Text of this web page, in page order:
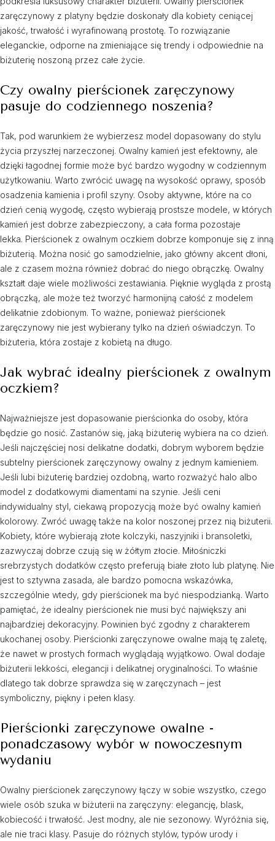
zaręczynowy z platyny będzie doskonały dla kobiety ceniącej
jakość, trwałość i wyrafinowaną prostotę. To rozwiązanie
eleganckie, odporne na zmieniające się trendy i odpowiednie na
biżuterię noszoną przez całe życie.
Czy owalny pierścionek zaręczynowy
pasuje do codziennego noszenia?
Tak, pod warunkiem że wybierzesz model dopasowany do stylu
życia przyszłej narzeczonej. Owalny kamień jest efektowny, ale
dzięki łagodnej formie może być bardzo wygodny w codziennym
użytkowaniu. Warto zwrócić uwagę na wysokość oprawy, sposób
osadzenia kamienia i profil szyny. Osoby aktywne, które na co
dzień cenią wygodę, często wybierają prostsze modele, w których
kamień jest dobrze zabezpieczony, a cała forma pozostaje
lekka. Pierścionek z owalnym oczkiem dobrze komponuje się z inną
biżuterią. Można nosić go samodzielnie, jako główny akcent dłoni,
ale z czasem można również dobrać do niego obrączkę. Owalny
kształt daje wiele możliwości zestawiania. Pięknie wygląda z prostą
obrączką, ale może też tworzyć harmonijną całość z modelem
delikatnie zdobionym. To ważne, ponieważ pierścionek
zaręczynowy nie jest wybierany tylko na dzień oświadczyn. To
biżuteria, która zostaje z kobietą na długo.
Jak wybrać idealny pierścionek z owalnym
oczkiem?
Najważniejsze jest dopasowanie pierścionka do osoby, która
będzie go nosić. Zastanów się, jaką biżuterię wybiera na co dzień.
Jeśli najczęściej nosi delikatne dodatki, dobrym wyborem będzie
subtelny pierścionek zaręczynowy owalny z jednym kamieniem.
Jeśli lubi biżuterię bardziej ozdobną, warto rozważyć halo albo
model z dodatkowymi diamentami na szynie. Jeśli ceni
indywidualny styl, ciekawą propozycją może być owalny kamień
kolorowy. Zwróć uwagę także na kolor noszonej przez nią biżuterii.
Kobiety, które wybierają złote kolczyki, naszyjniki i bransoletki,
zazwyczaj dobrze czują się w żółtym złocie. Miłośniczki
srebrzystych dodatków często preferują białe złoto lub platynę. Nie
jest to sztywna zasada, ale bardzo pomocna wskazówka,
szczególnie wtedy, gdy pierścionek ma być niespodzianką. Warto
pamiętać, że idealny pierścionek nie musi być największy ani
najbardziej dekoracyjny. Powinien być zgodny z charakterem
ukochanej osoby. Pierścionki zaręczynowe owalne mają tę zaletę,
że nawet w prostych formach wyglądają wyjątkowo. Owal dodaje
biżuterii lekkości, elegancji i delikatnej oryginalności. To właśnie
dlatego tak dobrze sprawdza się w zaręczynach – jest
symboliczny, piękny i pełen klasy.
Pierścionki zaręczynowe owalne -
ponadczasowy wybór w nowoczesnym
wydaniu
Owalny pierścionek zaręczynowy łączy w sobie wszystko, czego
wiele osób szuka w biżuterii na zaręczyny: elegancję, blask,
kobiecość i trwałość. Jest modny, ale nie sezonowy. Wyróżnia się,
ale nie traci klasy. Pasuje do różnych stylów, typów urody i